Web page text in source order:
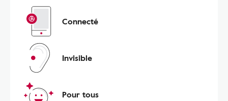
Connecté
Invisible
Pour tous